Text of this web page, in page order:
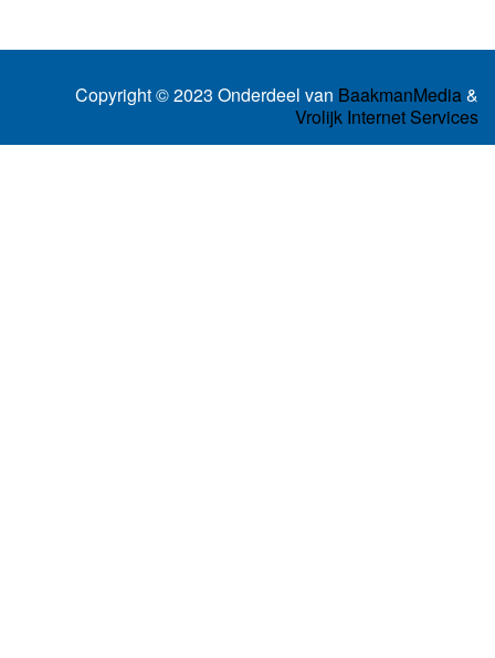
Copyright © 2023 Onderdeel van BaakmanMedia&
Vrolijk Internet Services